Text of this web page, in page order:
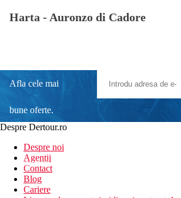
Harta - Auronzo di Cadore
Afla cele mai
bune oferte.
newsletter!
Despre Dertour.ro
Despre noi
Agentii
Contact
Blog
Cariere